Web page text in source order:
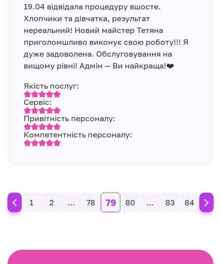
19.04 відвідала процедуру вшосте.
Хлопчики та дівчатка, результат
нереальний! Новий майстер Тетяна
приголомшливо виконує свою роботу!!! Я
дуже задоволена. Обслуговування на
вищому рівні! Адмін — Ви найкраща!❤️
Якість послуг:
Сервіс:
Привітність персоналу:
Компетентність персоналу:
1 2 ... 78 79 80 ... 83 84